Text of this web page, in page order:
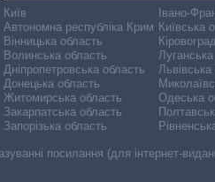
Київ
Автономна республіка Крим
Вінницька область
Волинська область
Дніпропетровська область
Донецька область
Житомирська область
Закарпатська область
Запорізька область
Івано-
Київська
Одеська
посилання (для інтернет-